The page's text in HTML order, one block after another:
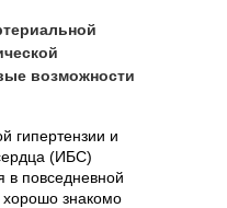
возможности
гипертензии и
(ИБС)
в повседневной
хорошо знакомо